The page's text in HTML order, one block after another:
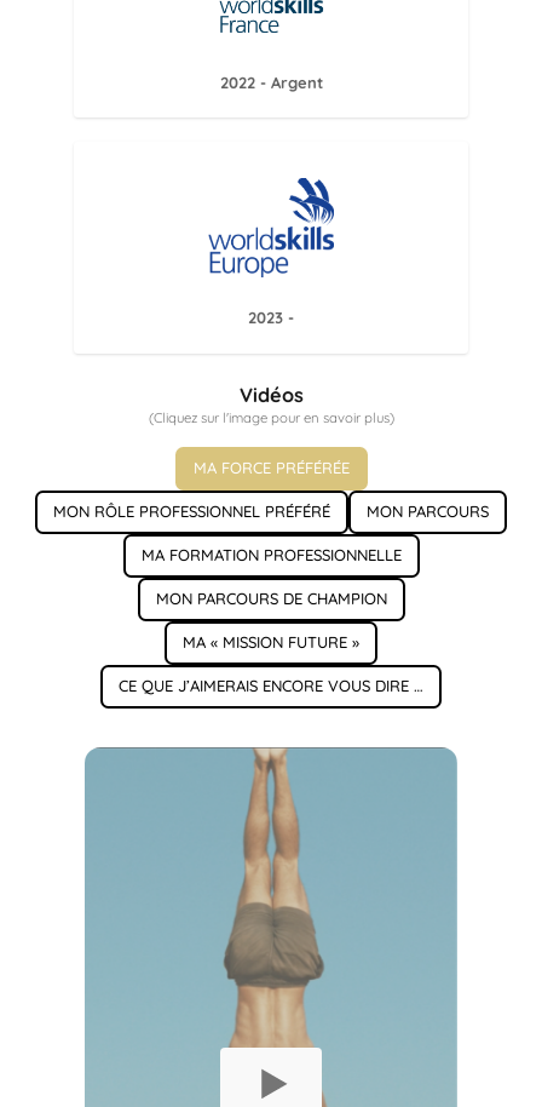
2022 - Argent
2023 -
Vidéos
(Cliquez sur l'image pour en savoir plus)
MA FORCE PRÉFÉRÉE
MON RÔLE PROFESSIONNEL PRÉFÉRÉ MON PARCOURS
MA FORMATION PROFESSIONNELLE
MON PARCOURS DE CHAMPION
MA « MISSION FUTURE »
CE QUE J’AIMERAIS ENCORE VOUS DIRE …